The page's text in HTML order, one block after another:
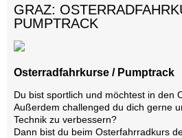
GRAZ:
PUMPTRACK
Osterradfahrkurse / Pumptrack
Du bist sportlich und möchtest in den
Außerdem challenged du dich gerne
Technik zu verbessern?
Dann bist du beim Osterfahrradkurs